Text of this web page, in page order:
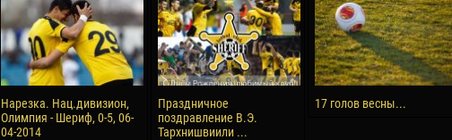
Нарезка. Нац.дивизион,
Олимпия - Шериф, 0-5, 06-
04-2014
Праздничное
поздравление В.Э.
Тархнишвиили ...
17 голов весны...